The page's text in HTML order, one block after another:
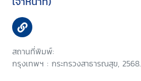
สถานที่พิมพ์:
กรุงเทพฯ : กระทรวงสาธารณสุข, 2568.